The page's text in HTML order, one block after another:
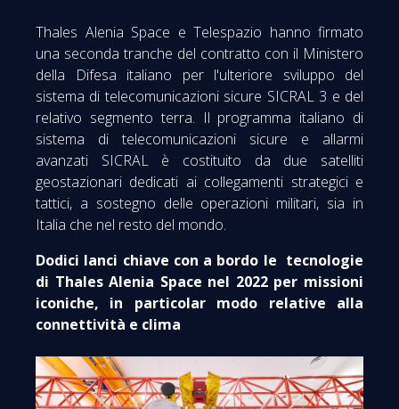
Thales Alenia Space e Telespazio hanno firmato
una seconda tranche del contratto con il Ministero
della Difesa italiano per l'ulteriore sviluppo del
sistema di telecomunicazioni sicure SICRAL 3 e del
relativo segmento terra. Il programma italiano di
sistema di telecomunicazioni sicure e allarmi
avanzati SICRAL è costituito da due satelliti
geostazionari dedicati ai collegamenti strategici e
tattici, a sostegno delle operazioni militari, sia in
Italia che nel resto del mondo.
Dodici lanci chiave con a bordo le tecnologie
di Thales Alenia Space nel 2022 per missioni
iconiche, in particolar modo relative alla
connettività e clima